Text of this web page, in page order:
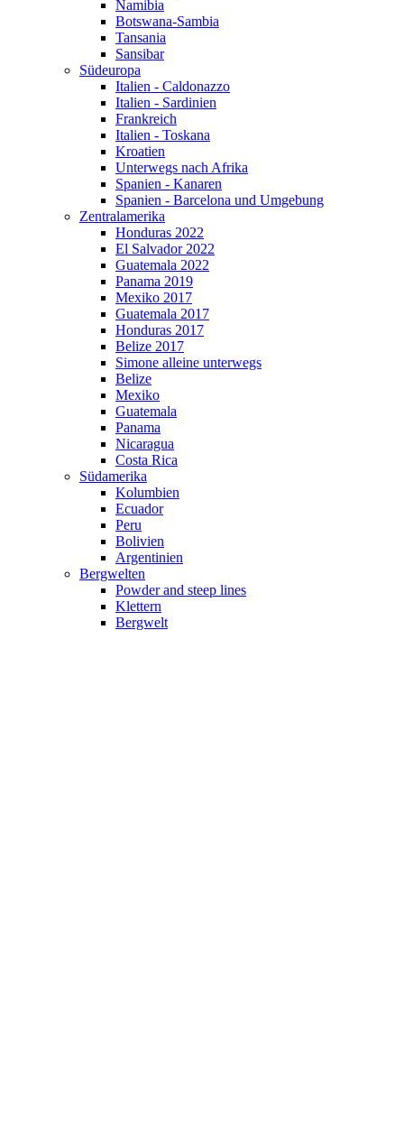
Namibia
Botswana-Sambia
Tansania
Sansibar
Südeuropa
Italien - Caldonazzo
Italien - Sardinien
Frankreich
Italien - Toskana
Kroatien
Unterwegs nach Afrika
Spanien - Kanaren
Spanien - Barcelona und Umgebung
Zentralamerika
Honduras 2022
El Salvador 2022
Guatemala 2022
Panama 2019
Mexiko 2017
Guatemala 2017
Honduras 2017
Belize 2017
Simone alleine unterwegs
Belize
Mexiko
Guatemala
Panama
Nicaragua
Costa Rica
Südamerika
Kolumbien
Ecuador
Peru
Bolivien
Argentinien
Bergwelten
Powder and steep lines
Klettern
Bergwelt